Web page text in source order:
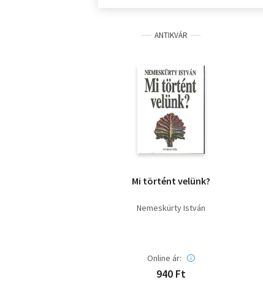
ANTIKVÁR
Mi történt velünk?
Nemeskürty István
Online ár:
940 Ft